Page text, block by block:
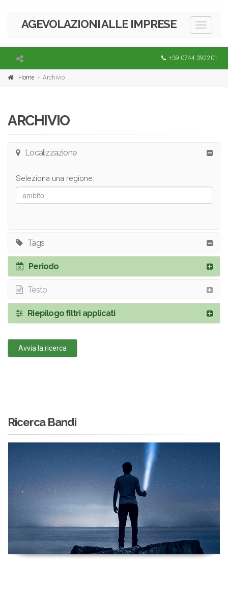
Toggle
AGEVOLAZIONI ALLE IMPRESE
+39 0744.392201
Home Archivio
ARCHIVIO
Localizzazione
Seleziona una regione:
Tags
Periodo
Testo
Riepilogo filtri applicati
Avvia la ricerca
Ricerca Bandi